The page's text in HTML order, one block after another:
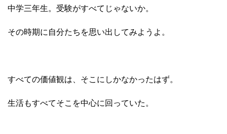
中学三年生。受験がすべてじゃないか。
その時期に自分たちを思い出してみようよ。
すべての価値観は、そこにしかなかったはず。
生活もすべてそこを中心に回っていた。